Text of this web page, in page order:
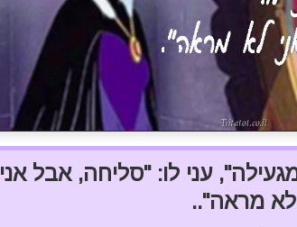
עני לו: "סליחה, אבל אני
לא מראה"..